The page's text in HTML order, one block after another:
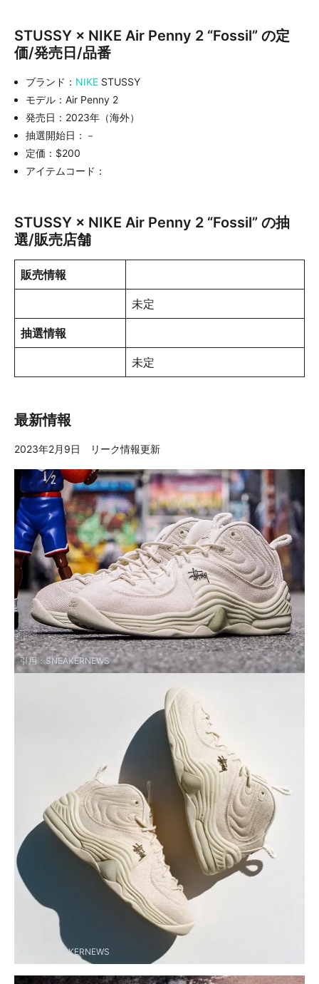
STUSSY × NIKE Air Penny 2 “Fossil” の定
価/発売日/品番
ブランド： NIKE STUSSY
モデル：Air Penny 2
発売日：2023年（海外）
抽選開始日：－
定価：$200
アイテムコード：
STUSSY × NIKE Air Penny 2 “Fossil” の抽
選/販売店舗
販売情報
未定
抽選情報
未定
最新情報
2023年2月9日 リーク情報更新
引用： SNEAKERNEWS
SNEAKERNEWS